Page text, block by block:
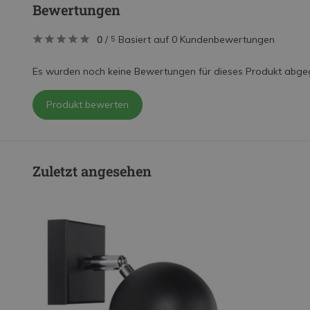
Bewertungen
0 / 5 Basiert auf 0 Kundenbewertungen
Es wurden noch keine Bewertungen für dieses Produkt
Produkt bewerten
Zuletzt angesehen